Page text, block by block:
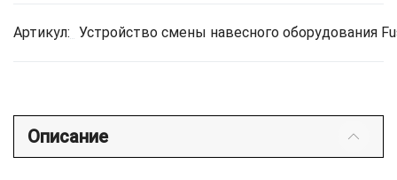
Артикул: Устройство смены навесного оборудования
Описание